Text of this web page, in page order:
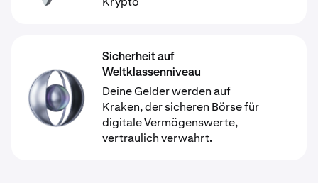
Sicherheit auf
Weltklassenniveau
Deine Gelder werden auf
Kraken, der sicheren Börse für
digitale Vermögenswerte,
vertraulich verwahrt.